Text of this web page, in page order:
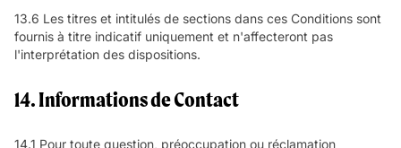
13.6 Les titres et intitulés de sections dans ces Conditions sont
fournis à titre indicatif uniquement et n'affecteront pas
l'interprétation des dispositions.
14. Informations de Contact
14.1 Pour toute question, préoccupation ou réclamation